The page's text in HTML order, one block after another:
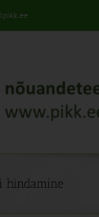
hindamine